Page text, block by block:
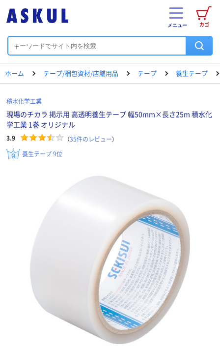
カゴ
メニュー
ホーム テープ/梱包資材/店舗用品 テープ 養生テープ
積水化学工業
現場のチカラ 掲示用 高透明養生テープ 幅50mm×長さ25m 積水化
学工業 1巻 オリジナル
3.9 （35件のレビュー）
養生テープ 9位